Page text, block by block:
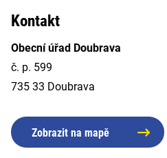
Kontakt
Obecní úřad Doubrava
č. p. 599
735 33 Doubrava
Zobrazit na mapě